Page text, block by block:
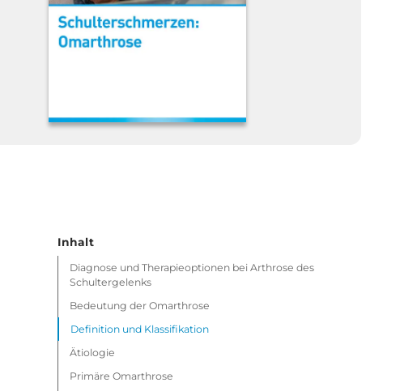
Inhalt
Diagnose und Therapieoptionen bei Arthrose des
Schultergelenks
Bedeutung der Omarthrose
Definition und Klassifikation
Ätiologie
Primäre Omarthrose